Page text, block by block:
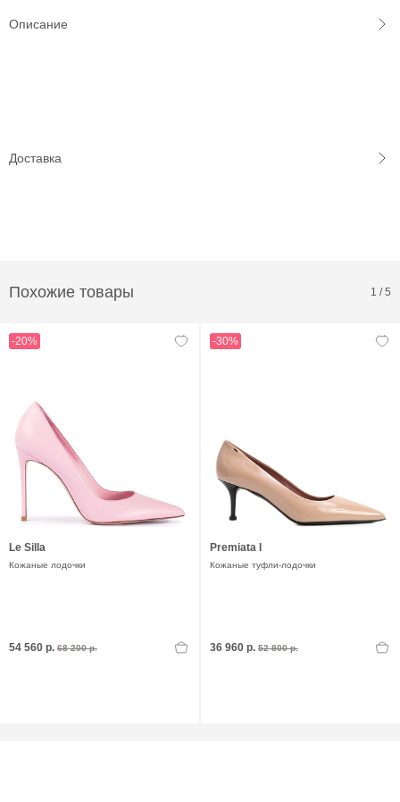
Описание
Доставка
Похожие товары 1 /5
-20%
Le Silla
Кожаные лодочки
54 560 р. 68 200 р.
-30%
Premiata I
Кожаные туфли-лодочки
36 960 р. 52 800 р.